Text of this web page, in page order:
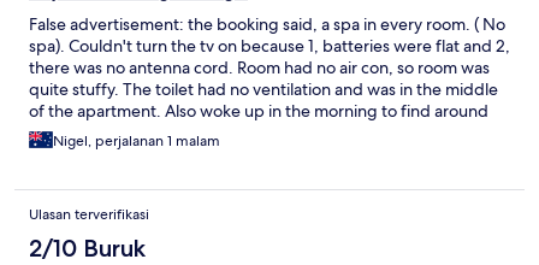
False advertisement: the booking said, a spa in every room. ( No
spa). Couldn't turn the tv on because 1, batteries were flat and 2,
there was no antenna cord. Room had no air con, so room was
quite stuffy. The toilet had no ventilation and was in the middle
of the apartment. Also woke up in the morning to find around
50-60 ants running on the kitchen bench. And also the price
was way over priced $170 for what we received. Sorry but not
Nigel, perjalanan 1 malam
Ulasan terverifikasi
2/10 Buruk